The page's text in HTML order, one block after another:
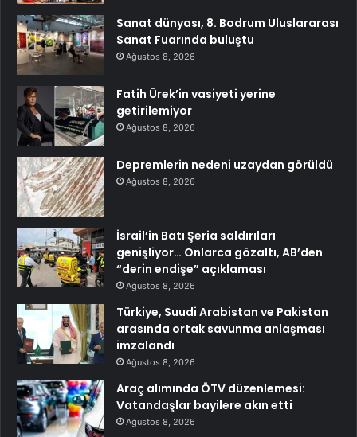
Sanat dünyası, 8. Bodrum Uluslararası
Sanat Fuarında buluştu
Ağustos 8, 2026
Fatih Ürek’in vasiyeti yerine
getirilemiyor
Ağustos 8, 2026
Depremlerin nedeni uzaydan görüldü
Ağustos 8, 2026
İsrail’in Batı Şeria saldırıları
genişliyor… Onlarca gözaltı, AB’den
“derin endişe” açıklaması
Ağustos 8, 2026
Türkiye, Suudi Arabistan ve Pakistan
arasında ortak savunma anlaşması
imzalandı
Ağustos 8, 2026
Araç alımında ÖTV düzenlemesi:
Vatandaşlar bayilere akın etti
Ağustos 8, 2026